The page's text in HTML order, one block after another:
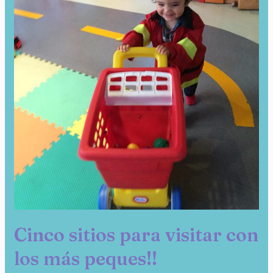
Cinco sitios para visitar con
los más peques!!
para
visitar
con
los
peques!!